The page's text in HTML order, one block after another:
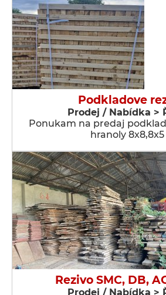
Podkladove
Prodej / Nabídka >
Ponukam na predaj
hranoly 8x8,8x5
Rezivo SMC, DB,
Prodej / Nabídka >